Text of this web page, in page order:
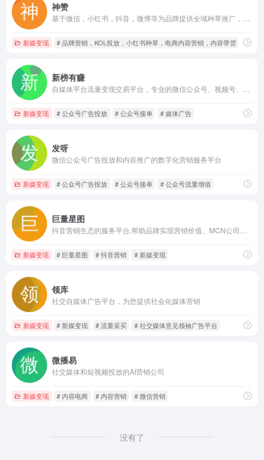
神赞
新媒变现 # 品牌营销，KOL投放，小红书种草，电商内容营销，内容带货，店铺
新榜有赚
新媒变现 # 公众号广告投放 # 公众号接单 # 媒体广告
发呀
微信公众号广告投放和内容推广的数字化营销服务平台
新媒变现 # 公众号广告投放 # 公众号接单 # 公众号流量增值
巨量星图
新媒变现 # 巨量星图 # 抖音营销 # 新媒变现
领库
社交自媒体广告平台，为您提供社会化媒体营销
新媒变现 # 新媒变现 # 流量采买 # 社交媒体意见领袖广告平台
微播易
社交媒体和短视频投放的AI营销公司
新媒变现 # 内容电商 # 内容营销 # 微信营销
没有了